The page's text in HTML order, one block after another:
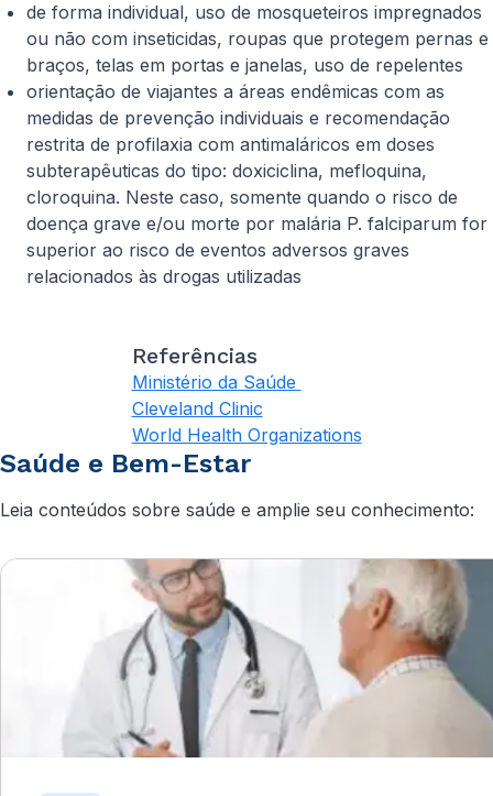
de forma individual, uso de mosqueteiros impregnados
ou não com inseticidas, roupas que protegem pernas e
braços, telas em portas e janelas, uso de repelentes
orientação de viajantes a áreas endêmicas com as
medidas de prevenção individuais e recomendação
restrita de profilaxia com antimaláricos em doses
subterapêuticas do tipo: doxiciclina, mefloquina,
cloroquina. Neste caso, somente quando o risco de
doença grave e/ou morte por malária P. falciparum for
superior ao risco de eventos adversos graves
relacionados às drogas utilizadas
Referências
Ministério da Saúde
Cleveland Clinic
World Health Organizations
Saúde e Bem-Estar
Leia conteúdos sobre saúde e amplie seu conhecimento: